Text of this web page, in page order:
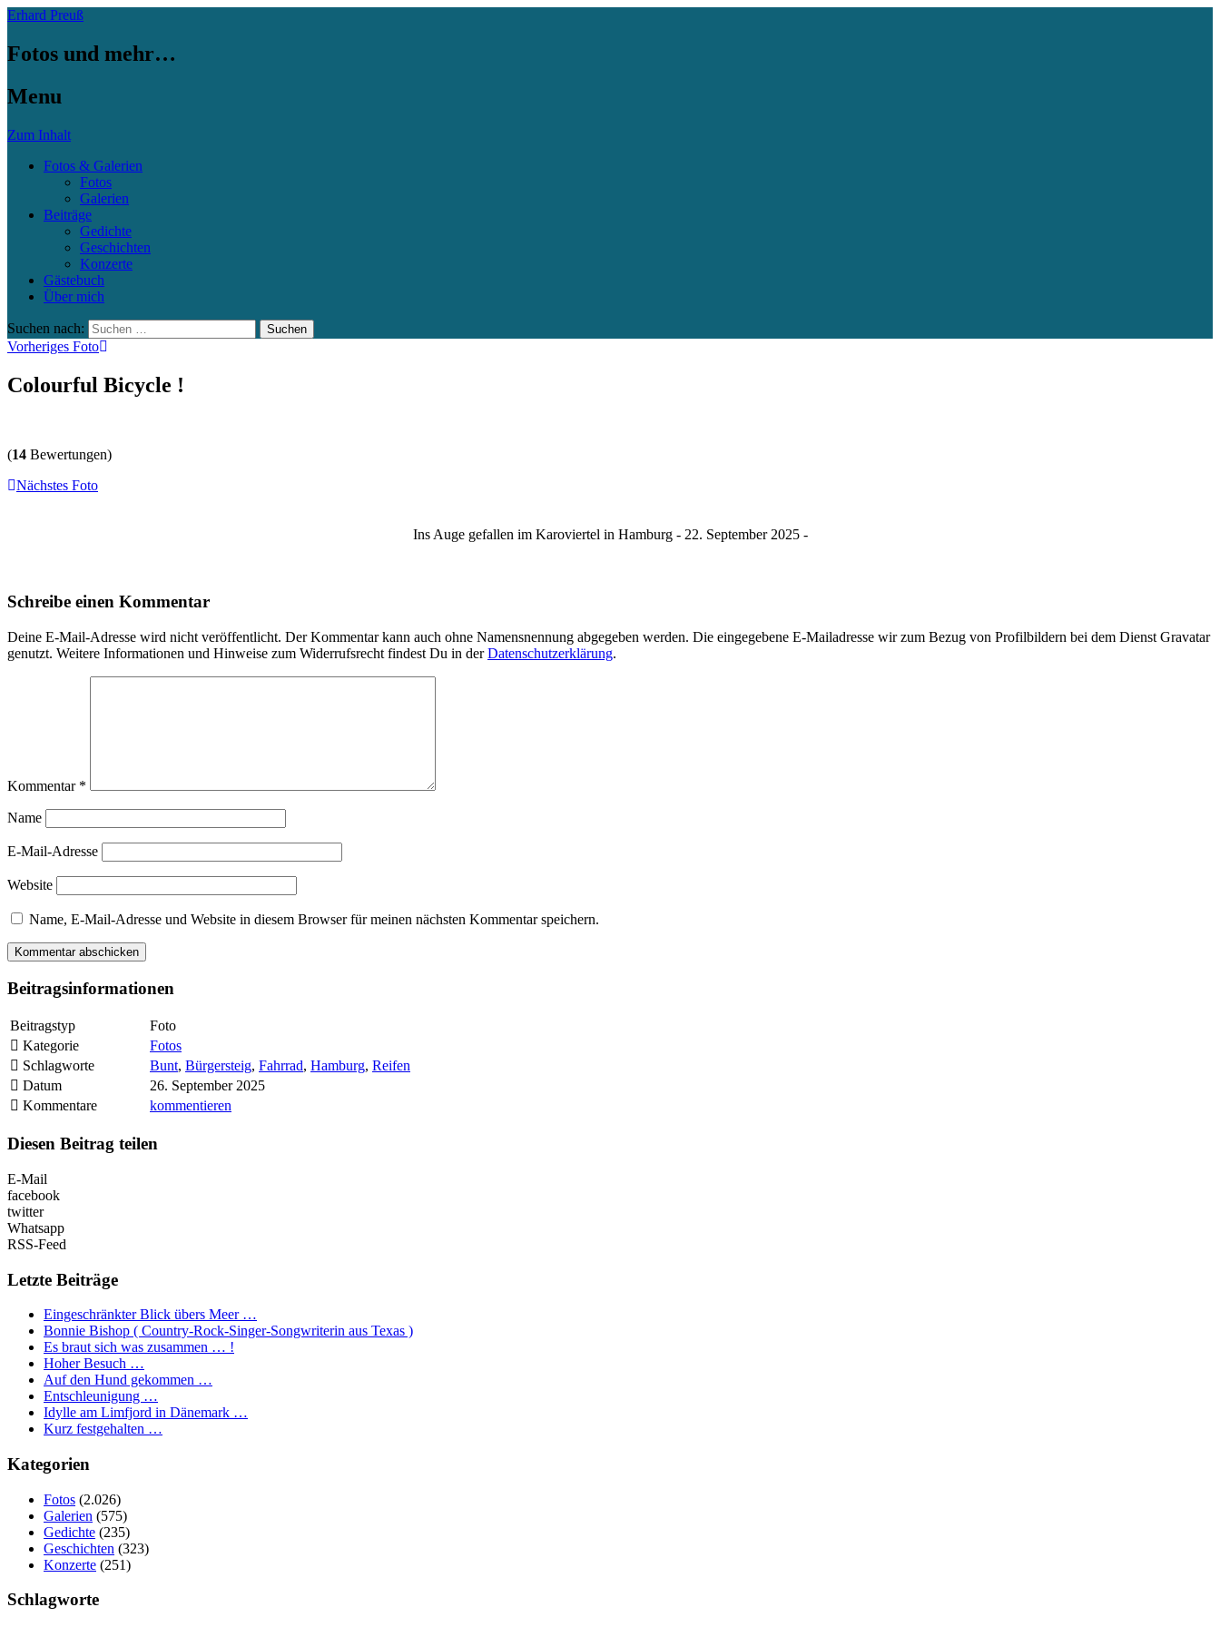
Erhard Preuß
Fotos und mehr…
Menu
Zum Inhalt
Fotos & Galerien
Fotos
Galerien
Beiträge
Gedichte
Geschichten
Konzerte
Gästebuch
Über mich
Suchen nach:
Vorheriges Foto
Colourful Bicycle !
(14 Bewertungen)
Nächstes Foto
Ins Auge gefallen im Karoviertel in Hamburg - 22. September 2025 -
Schreibe einen Kommentar
Deine E-Mail-Adresse wird nicht veröffentlicht. Der Kommentar kann auch ohne Namensnennung abgegeben werden. Die eingegebene E-Mailadresse wir zum Bezug von Profilbildern bei dem Dienst Gravatar
genutzt. Weitere Informationen und Hinweise zum Widerrufsrecht findest Du in derDatenschutzerklärung.
Kommentar *
Name
E-Mail-Adresse
Website
Name, E-Mail-Adresse und Website in diesem Browser für meinen nächsten Kommentar speichern.
Beitragsinformationen
Beitragstyp
Foto
Kategorie
Fotos
Schlagworte
Bunt, Bürgersteig, Fahrrad, Hamburg, Reifen
Datum
26. September 2025
Kommentare
kommentieren
Diesen Beitrag teilen
E-Mail
facebook
twitter
Whatsapp
RSS-Feed
Letzte Beiträge
Eingeschränkter Blick übers Meer …
Bonnie Bishop ( Country-Rock-Singer-Songwriterin aus Texas )
Es braut sich was zusammen … !
Hoher Besuch …
Auf den Hund gekommen …
Entschleunigung …
Idylle am Limfjord in Dänemark …
Kurz festgehalten …
Kategorien
Fotos (2.026)
Galerien (575)
Gedichte (235)
Geschichten (323)
Konzerte (251)
Schlagworte